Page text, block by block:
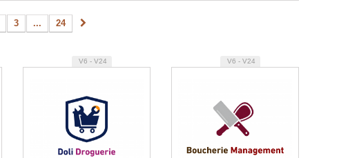
3 ... 24
V6 - V24 V6 - V24